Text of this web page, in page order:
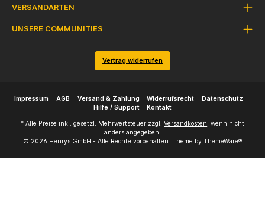
VERSANDARTEN
UNSERE COMMUNITIES
Vertrag widerrufen
Impressum AGB Versand & Zahlung Widerrufsrecht
Datenschutz
Hilfe / Support
Kontakt
* Alle Preise inkl. gesetzl. Mehrwertsteuer zzgl. Versandkosten, wenn nicht
anders angegeben.
© 2026 Henrys GmbH - Alle Rechte vorbehalten. Theme by ThemeWare®